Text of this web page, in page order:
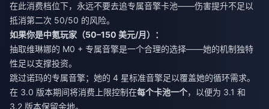
在此消费档位下，永远不要去追专属音擎卡池——伤害提升不足以
抵消第二次 50/50 的风险。
如果你是中氪玩家（50–150 美元/月）：
抽取维琳娜的 M0 + 专属音擎是一个合理的选择——她的机制独特
性足以支撑投资。
跳过诺玛的专属音擎；她的 4 星标准音擎足以覆盖她的循环需求。
在 3.0 版本期间将消费上限控制在每个卡池一个，以便为 3.1 和
3.2 版本保留余地。